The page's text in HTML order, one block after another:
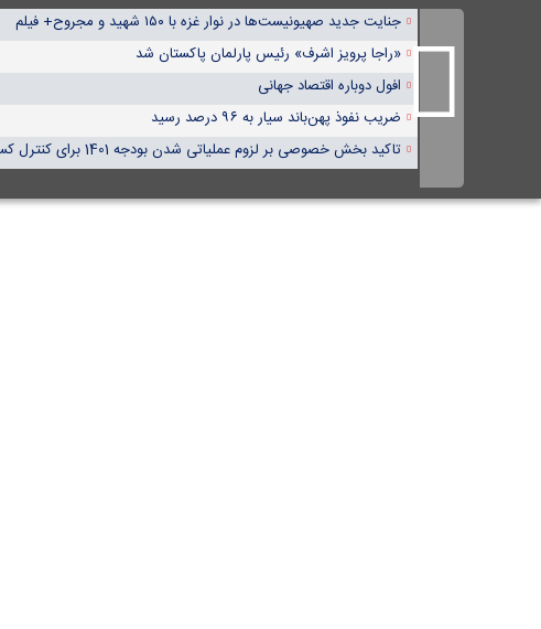
جنایت جدید صهیونیست‌ها در نوار غزه با ۱۵۰ شهید و مجروح+ فیلم
«راجا پرویز اشرف» رئیس پارلمان پاکستان شد
افول دوباره اقتصاد جهانی
ضریب نفوذ پهن‌باند سیار به ۹۶ درصد رسید
تاکید بخش خصوصی بر لزوم عملیاتی شدن بودجه 1401 برای کنترل کسری بودجه